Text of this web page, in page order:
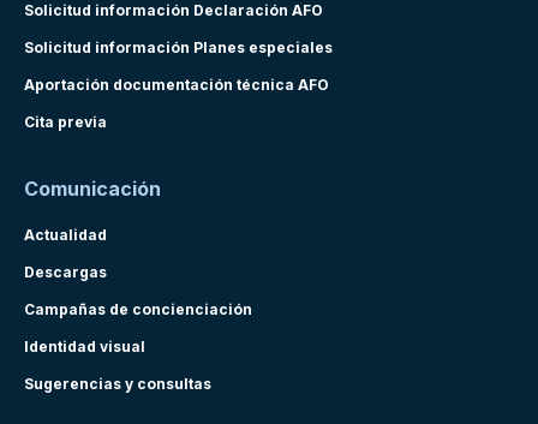
Solicitud información Declaración AFO
Solicitud información Planes especiales
Aportación documentación técnica AFO
Cita previa
Comunicación
Actualidad
Descargas
Campañas de concienciación
Identidad visual
Sugerencias y consultas